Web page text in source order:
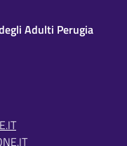
Adulti Perugia